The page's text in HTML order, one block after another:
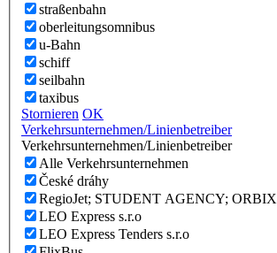
straßenbahn
oberleitungsomnibus
u-Bahn
schiff
seilbahn
taxibus
Stornieren OK
Verkehrsunternehmen/Linienbetreiber
Verkehrsunternehmen/Linienbetreiber
Alle Verkehrsunternehmen
České dráhy
RegioJet; STUDENT AGENCY; ORBIX
LEO Express s.r.o
LEO Express Tenders s.r.o